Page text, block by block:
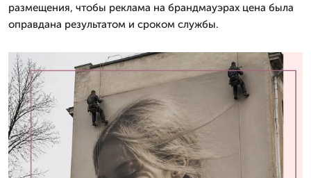
размещения, чтобы реклама на брандмауэрах цена была
оправдана результатом и сроком службы.